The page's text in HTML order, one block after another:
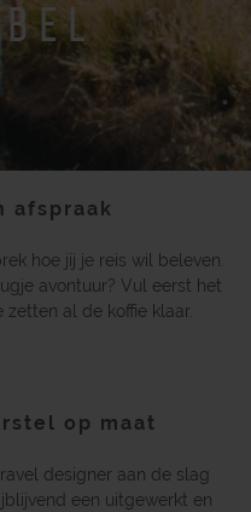
afspraak
hoe jij je reis wil beleven.
avontuur? Vul eerst het
al de koffie klaar.
op maat
designer aan de slag
een uitgewerkt en